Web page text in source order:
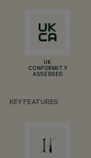
UK
CONFORMITY
ASSESSED
KEY FEATURES